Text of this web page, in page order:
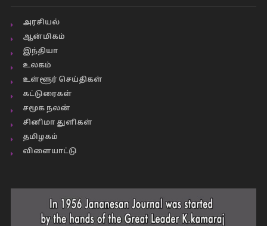
அரசியல்
ஆன்மிகம்
இந்தியா
உலகம்
உள்ளூர் செய்திகள்
கட்டுரைகள்
சமூக நலன்
சினிமா துளிகள்
தமிழகம்
விளையாட்டு